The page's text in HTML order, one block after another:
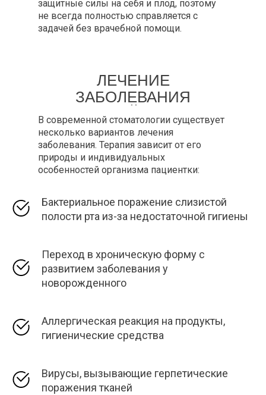
защитные силы на себя и плод, поэтому
не всегда полностью справляется с
задачей без врачебной помощи.
ЛЕЧЕНИЕ
ЗАБОЛЕВАНИЯ
РАЗЛИЧНОЙ ПРИРОДЫ
В современной стоматологии существует
несколько вариантов лечения
заболевания. Терапия зависит от его
природы и индивидуальных
особенностей организма пациентки:
Бактериальное поражение слизистой
полости рта из-за недостаточной гигиены
Переход в хроническую форму с
развитием заболевания у
новорожденного
Аллергическая реакция на продукты,
гигиенические средства
Вирусы, вызывающие герпетические
поражения тканей